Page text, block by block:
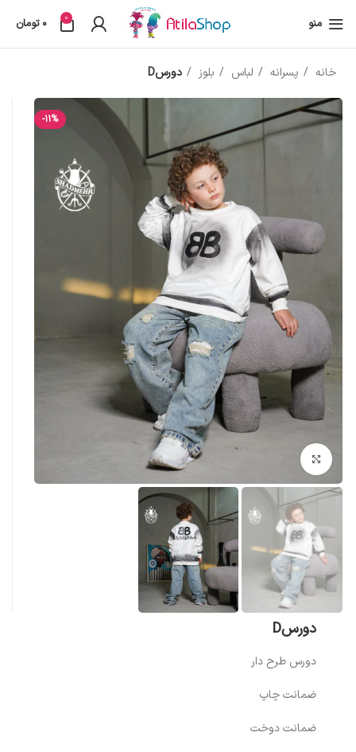
منو 0
0 تومان
خانه پسرانه لباس بلوز دورسD
-11%
دورسD
دورس طرح دار
ضمانت چاپ
ضمانت دوخت